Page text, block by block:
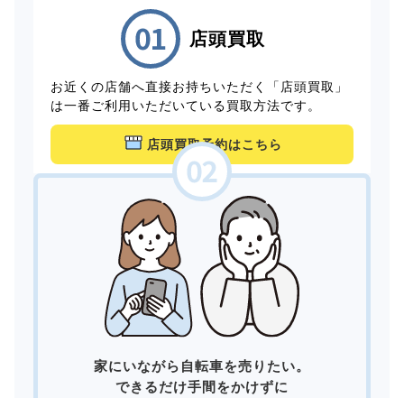
店頭買取
お近くの店舗へ直接お持ちいただく「店頭買取」
は一番ご利用いただいている買取方法です。
店頭買取予約はこちら
家にいながら自転車を売りたい。
できるだけ手間をかけずに